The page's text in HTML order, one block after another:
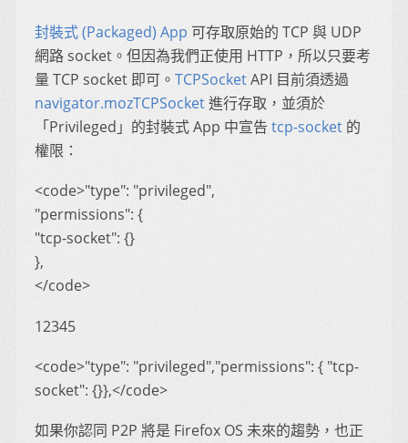
封裝式 (Packaged) App 可存取原始的 TCP 與 UDP
網路 socket。但因為我們正使用 HTTP，所以只要考
量 TCP socket 即可。 TCPSocketAPI 目前須透過
navigator.mozTCPSocket進行存取，並須於
「Privileged」的封裝式 App 中宣告 tcp-socket 的
權限：
<code>"type": "privileged",
"permissions": {
"tcp-socket": {}
},
</code>
12345
<code>"type": "privileged","permissions": { "tcp-
socket": {}},</code>
如果你認同 P2P 將是 Firefox OS 未來的趨勢，也正